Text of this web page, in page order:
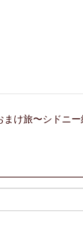
まけ旅〜シドニー